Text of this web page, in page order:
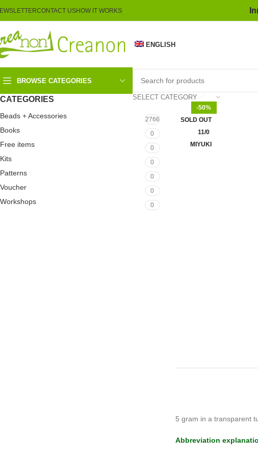
CONTACT USHOW IT WORKS
ENGLISH
BROWSE CATEGORIES
SELECT CATEGORY
CATEGORIES
Beads + Accessories 2766
Books 0
Free items 0
Kits 0
Patterns 0
Voucher 0
Workshops 0
-50%
SOLD OUT
11/0
MIYUKI
5 gram in a transparent
Abbreviation